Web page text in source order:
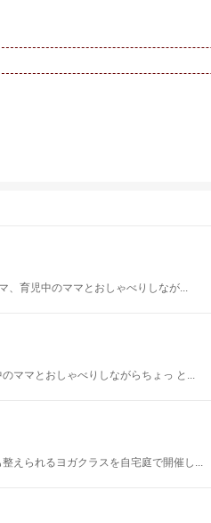
、育児中のママとおしゃべりしなが...
ママとおしゃべりしながらちょっ と...
えられるヨガクラスを自宅庭で開催し...